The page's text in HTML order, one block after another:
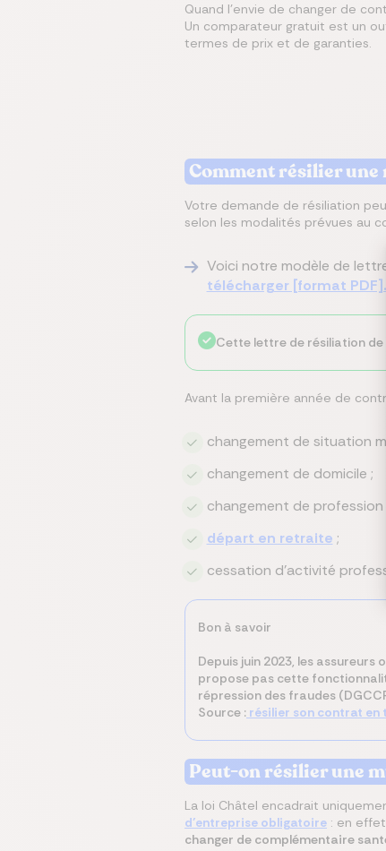
Quand l'envie de changer de
Un comparateur gratuit est un
termes de prix et de garanties.
Comment résilier une
Votre demande de résiliation
selon les modalités prévues au
Voici notre modèle de
télécharger [format PDF].
Cette lettre de résiliation
Avant la première année de
changement de situation
changement de domicile ;
changement de profession ;
départ en retraite ;
cessation d'activité
Bon à savoir
Depuis juin 2023, les
propose pas cette
répression des fraudes
Source : résilier son contrat en
Peut-on résilier une
La loi Châtel encadrait
d’entreprise obligatoire : en
changer de complémentaire